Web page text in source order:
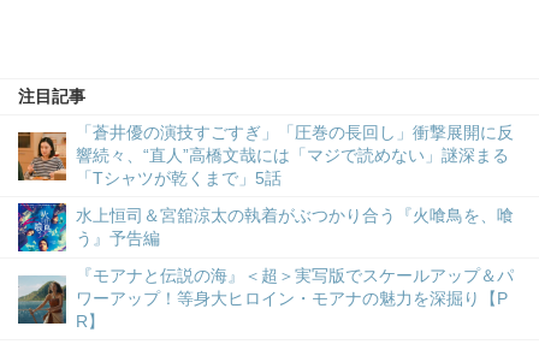
注目記事
「蒼井優の演技すごすぎ」「圧巻の長回し」衝撃展開に反
響続々、“直人”高橋文哉には「マジで読めない」謎深まる
「Tシャツが乾くまで」5話
水上恒司＆宮舘涼太の執着がぶつかり合う『火喰鳥を、喰
う』予告編
『モアナと伝説の海』＜超＞実写版でスケールアップ＆パ
ワーアップ！等身大ヒロイン・モアナの魅力を深掘り【P
R】